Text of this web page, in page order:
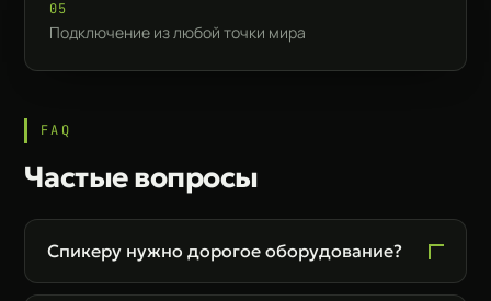
05
Подключение из любой точки мира
FAQ
Частые вопросы
Спикеру нужно дорогое оборудование?